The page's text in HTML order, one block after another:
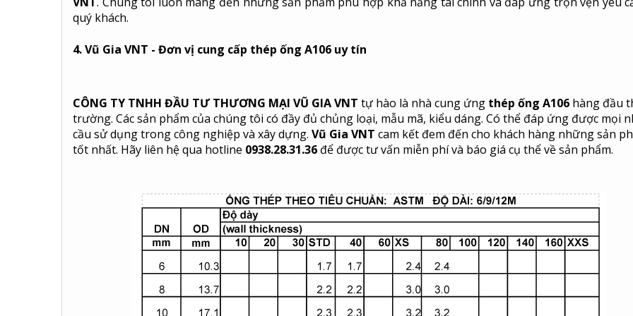
quý khách.
4. Vũ Gia VNT - Đơn vị cung cấp thép ống A106 uy tín
CÔNG TY TNHH ĐẦU TƯ THƯƠNG MẠI VŨ GIA VNT tự hào là nhà cung ứng thép ống A106 hàng đầu
trường. Các sản phẩm của chúng tôi có đầy đủ chủng loại, mẫu mã, kiểu dáng. Có thể đáp ứng được mọi
cầu sử dụng trong công nghiệp và xây dựng. Vũ Gia VNT cam kết đem đến cho khách hàng những sản
tốt nhất. Hãy liên hệ qua hotline 0938.28.31.36 để được tư vấn miễn phí và báo giá cụ thể về sản phẩm.